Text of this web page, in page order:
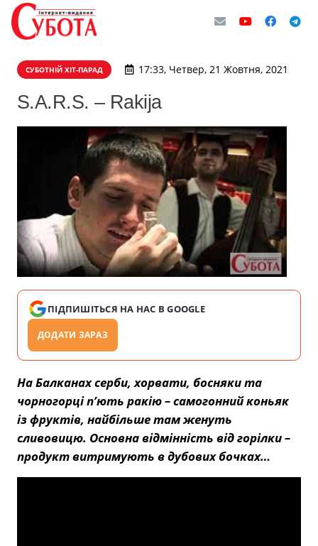
СУБОТНІЙ ХІТ-ПАРАД 17:33, Четвер, 21 Жовтня, 2021
S.A.R.S. – Rakija
ПІДПИШІТЬСЯ НА НАС В GOOGLE
ДОДАТИ ЗАРАЗ
На Балканах серби, хорвати, босняки та
чорногорці п’ють ракію – самогонний коньяк
із фруктів, найбільше там женуть
сливовицю. Основна відмінність від горілки –
продукт витримують в дубових бочках…